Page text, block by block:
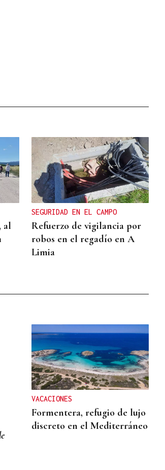
al
SEGURIDAD EN EL CAMPO
Refuerzo de vigilancia por
robos en el regadío en A
Limia
VACACIONES
Formentera, refugio de lujo
discreto en el Mediterráneo